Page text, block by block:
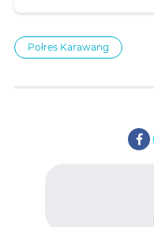
Połres Karawang